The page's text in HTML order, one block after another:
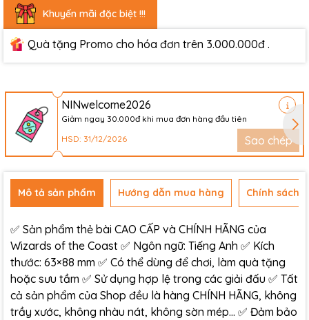
Khuyến mãi đặc biệt !!!
Quà tặng Promo cho hóa đơn trên 3.000.000đ .
NINwelcome2026
Giảm ngay 30.000đ khi mua đơn hàng đầu tiên
HSD: 31/12/2026
Sao chép
Mô tả sản phẩm Hướng dẫn mua hàng Chính sách
✅ Sản phẩm thẻ bài CAO CẤP và CHÍNH HÃNG của
Wizards of the Coast ✅ Ngôn ngữ: Tiếng Anh ✅ Kích
thước: 63×88 mm ✅ Có thể dùng để chơi, làm quà tặng
hoặc sưu tầm ✅ Sử dụng hợp lệ trong các giải đấu ✅ Tất
cả sản phẩm của Shop đều là hàng CHÍNH HÃNG, không
trầy xước, không nhàu nát, không sờn mép… ✅ Đảm bảo